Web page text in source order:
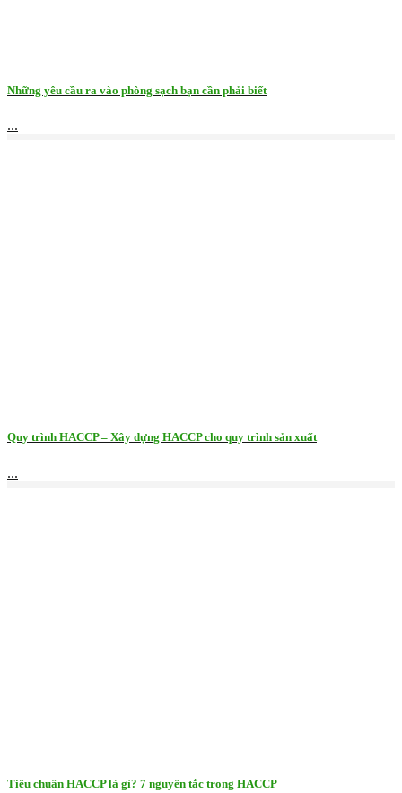
Những yêu cầu ra vào phòng sạch bạn cần phải biết
...
Quy trình HACCP – Xây dựng HACCP cho quy trình sản xuất
...
Tiêu chuẩn HACCP là gì? 7 nguyên tắc trong HACCP